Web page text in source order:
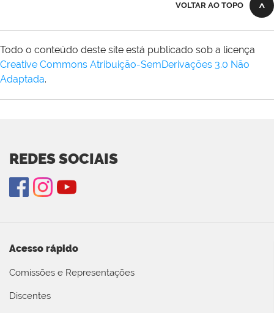
VOLTAR AO TOPO
Todo o conteúdo deste site está publicado sob a licença
Creative Commons Atribuição-SemDerivações 3.0 Não
Adaptada.
REDES SOCIAIS
Acesso rápido
Comissões e Representações
Discentes